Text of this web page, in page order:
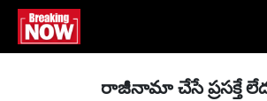
రాజీనామా చేసే ప్రసక్తే